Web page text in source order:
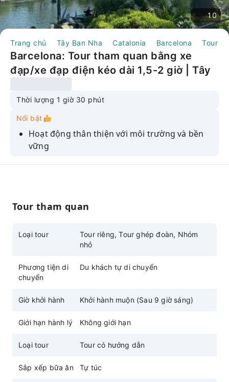
10
Trang chủ Tây Ban Nha Catalonia Barcelona Tour
Barcelona: Tour tham quan bằng xe
đạp/xe đạp điện kéo dài 1,5-2 giờ | Tây
Thời lượng 1 giờ 30 phút
Nổi bật
Hoạt động thân thiện với môi trường và bền
vững
Vui vẻ và an toàn cho mọi lứa tuổi
quà lưu niệm trong chuyến tham quan 10
Sự kết hợp hoàn hảo giữa lịch sử, văn hóa và
Tour tham quan
Loại tour
Tour riêng, Tour ghép đoàn, Nhóm
nhỏ
Phương tiện di
chuyển
Du khách tự di chuyển
Giờ khởi hành Khởi hành muộn (Sau 9 giờ sáng)
Giới hạn hành lý Không giới hạn
Loại tour Tour có hướng dẫn
Sắp xếp bữa ăn Tự túc